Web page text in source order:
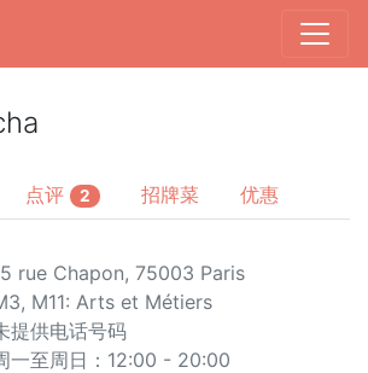
点评 2 招牌菜 优惠
rue Chapon, 75003 Paris
M11: Arts et Métiers
提供电话号码
一至周日：12:00 - 20:00